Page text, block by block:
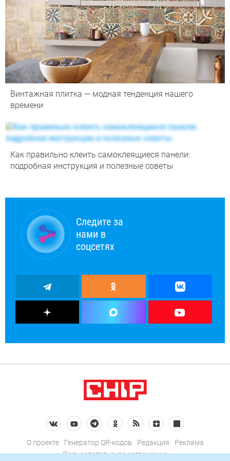
Винтажная плитка — модная тенденция нашего
времени
Как правильно клеить самоклеящиеся панели:
подробная инструкция и полезные советы
Следите за
нами в
соцсетях
О проекте Генератор QR-кодов Редакция
Реклама
Пользовательское соглашение